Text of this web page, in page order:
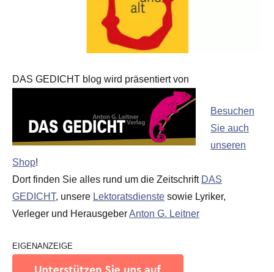
DAS GEDICHT blog wird präsentiert von
Besuchen
Sie auch
unseren
Shop!
Dort finden Sie alles rund um die Zeitschrift DAS
GEDICHT, unsere Lektoratsdienste sowie Lyriker,
Verleger und HerausgeberAnton G. Leitner
EIGENANZEIGE